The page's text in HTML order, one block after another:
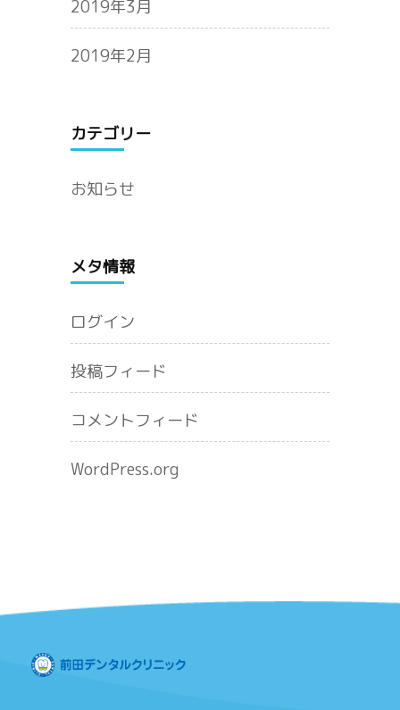
2019年3月
2019年2月
カテゴリー
お知らせ
メタ情報
ログイン
投稿フィード
コメントフィード
WordPress.org